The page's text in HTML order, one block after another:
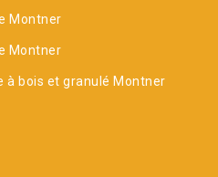
Montner
Montner
à bois et granulé Montner